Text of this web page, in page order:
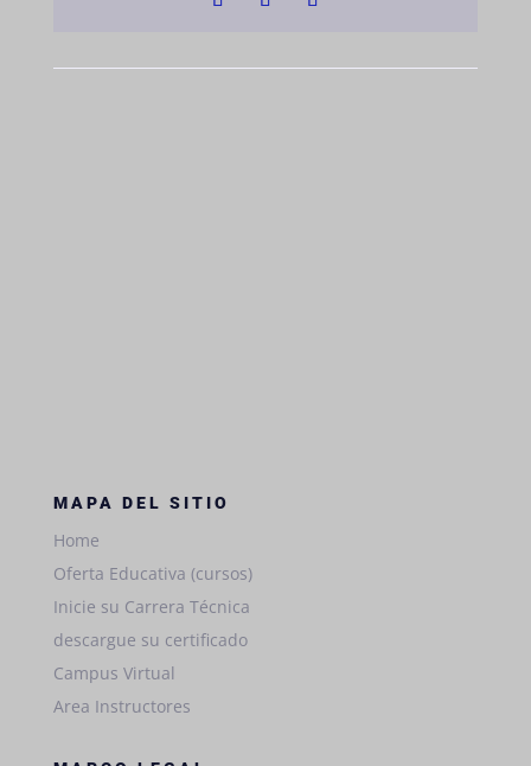
MAPA DEL SITIO
Home
Oferta Educativa (cursos)
Inicie su Carrera Técnica
descargue su certificado
Campus Virtual
Area Instructores